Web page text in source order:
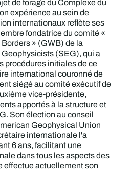
expérience au sein de
internationaux reflète ses
fondatrice du comité «
» (GWB) de la
(SEG), qui a
procédures initiales de ce
international couronné de
siégé au comité exécutif de
vice-présidente,
apportés à la structure et
Son élection au conseil
Geophysical Union
internationale l'a
6 ans, facilitant une
dans tous les aspects des
effectue actuellement son